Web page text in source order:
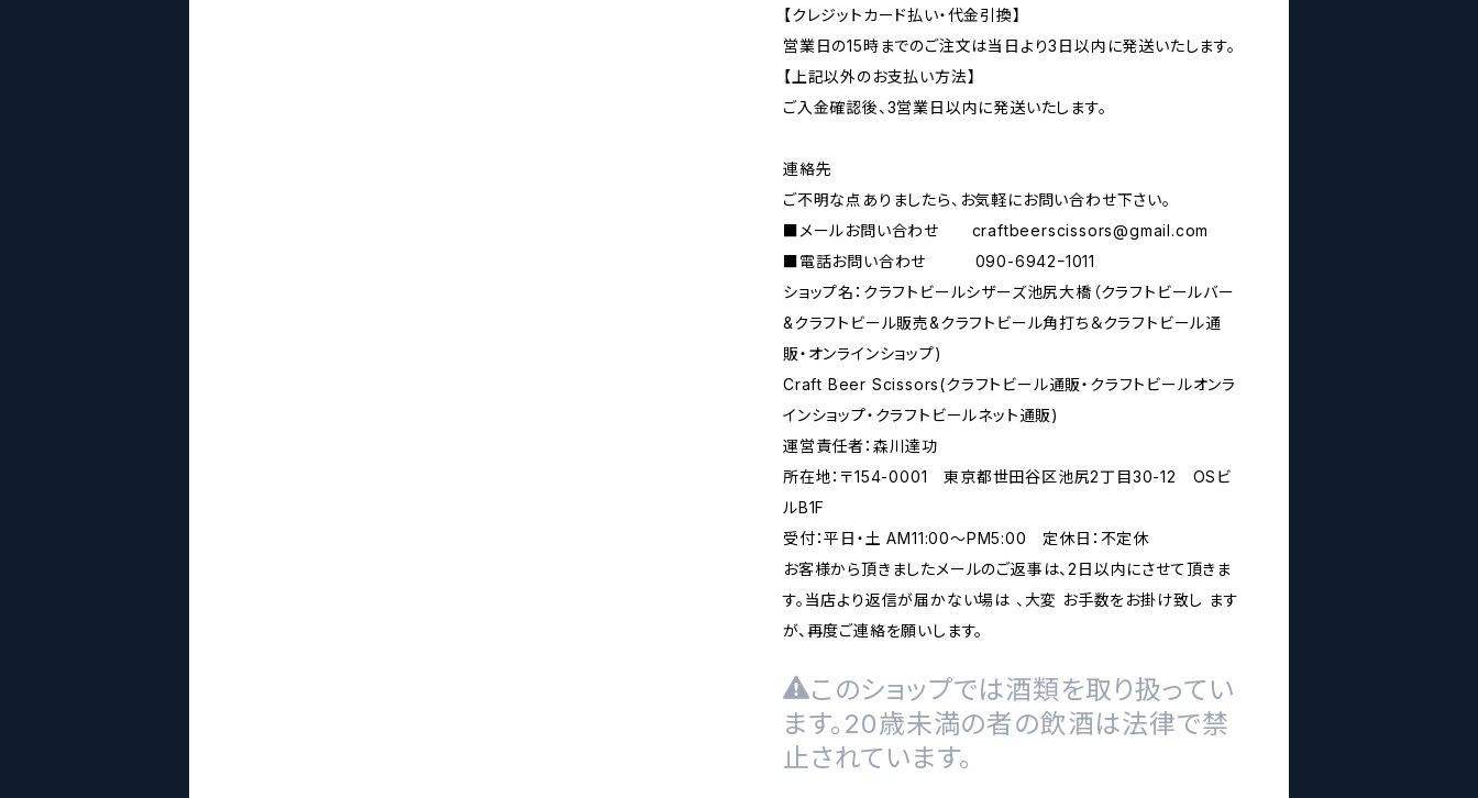
【クレジットカード払い・代金引換】
営業日の15時までのご注文は当日より3日以内に発送いたします。
【上記以外のお支払い方法】
ご入金確認後、3営業日以内に発送いたします。
連絡先
ご不明な点ありましたら、お気軽にお問い合わせ下さい。
■メールお問い合わせ craftbeerscissors@gmail.com
■電話お問い合わせ 090-6942ｰ1011
ショップ名：クラフトビールシザーズ池尻大橋（クラフトビールバー
&クラフトビール販売&クラフトビール角打ち＆クラフトビール通
販・オンラインショップ)
Craft Beer Scissors(クラフトビール通販・クラフトビールオンラ
インショップ・クラフトビールネット通販)
運営責任者：森川達功
所在地：〒154-0001 東京都世田谷区池尻2丁目30-12 OSビ
ルB1F
受付：平日・土 AM11:00～PM5:00 定休日：不定休
お客様から頂きましたメールのご返事は、2日以内にさせて頂きま
す。当店より返信が届かない場は 、大変 お手数をお掛け致し ます
が、再度ご連絡を願いします。
このショップでは酒類を取り扱ってい
ます。20歳未満の者の飲酒は法律で禁
止されています。